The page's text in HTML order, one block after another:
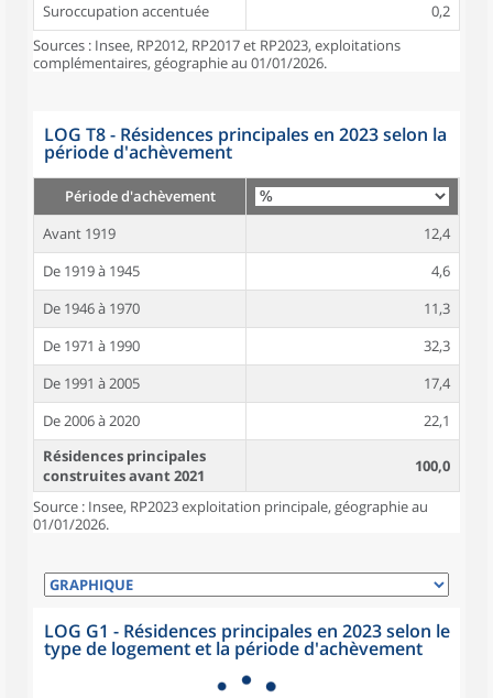
Suroccupation accentuée
0,2
Sources : Insee, RP2012, RP2017 et RP2023, exploitations
complémentaires, géographie au 01/01/2026.
LOG T8 - Résidences principales en 2023 selon la
période d'achèvement
Période d'achèvement
Avant 1919
12,4
De 1919 à 1945
4,6
De 1946 à 1970
11,3
De 1971 à 1990
32,3
De 1991 à 2005
17,4
De 2006 à 2020
22,1
Résidences principales
construites avant 2021
100,0
Source : Insee, RP2023 exploitation principale, géographie au
01/01/2026.
LOG G1 - Résidences principales en 2023 selon le
type de logement et la période d'achèvement